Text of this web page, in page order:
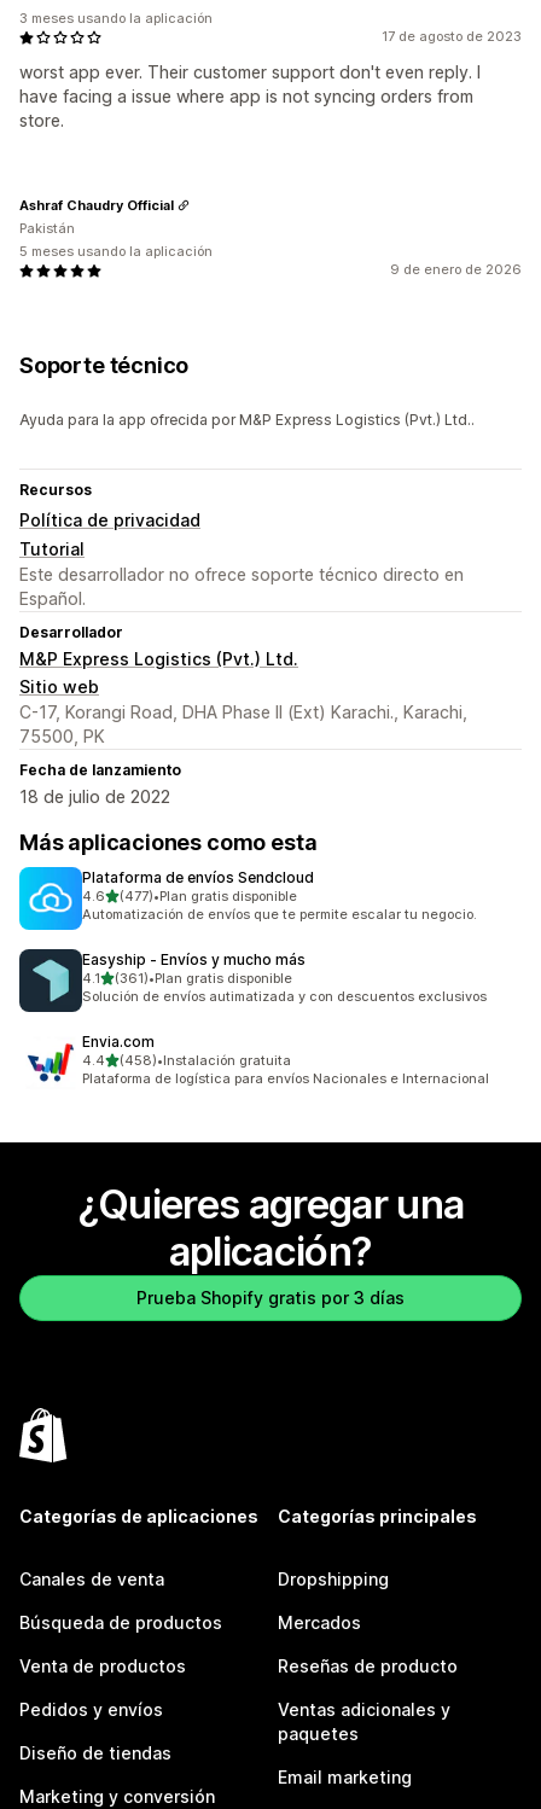
17 de agosto de 2023
worst app ever. Their customer support don't even reply. I
have facing a issue where app is not syncing orders from
store.
3 meses usando la aplicación
9 de enero de 2026
Ashraf Chaudry Official
Pakistán
5 meses usando la aplicación
Soporte técnico
Ayuda para la app ofrecida por M&P Express Logistics (Pvt.) Ltd..
Recursos
Política de privacidad
Tutorial
Este desarrollador no ofrece soporte técnico directo en
Español.
Desarrollador
M&P Express Logistics (Pvt.) Ltd.
Sitio web
C-17, Korangi Road, DHA Phase II (Ext) Karachi., Karachi,
75500, PK
Fecha de lanzamiento
18 de julio de 2022
Más aplicaciones como esta
Plataforma de envíos Sendcloud
4.6de 5 estrellas
(477)
477 reseñas en total
•Plan gratis disponible
Automatización de envíos que te permite escalar tu negocio.
Easyship ‑ Envíos y mucho más
4.1de 5 estrellas
(361)
361 reseñas en total
•Plan gratis disponible
Solución de envíos autimatizada y con descuentos exclusivos
Envia.com
4.4de 5 estrellas
(458)
458 reseñas en total
•Instalación gratuita
Plataforma de logística para envíos Nacionales e Internacional
¿Quieres agregar una
aplicación?
Prueba Shopify gratis por 3 días
Categorías de aplicaciones
Canales de venta
Búsqueda de productos
Venta de productos
Pedidos y envíos
Diseño de tiendas
Marketing y conversión
Categorías principales
Dropshipping
Mercados
Reseñas de producto
Ventas adicionales y
paquetes
Email marketing